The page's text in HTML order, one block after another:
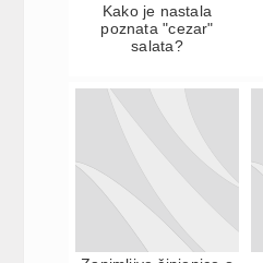
Kako je nastala
poznata "cezar"
salata?